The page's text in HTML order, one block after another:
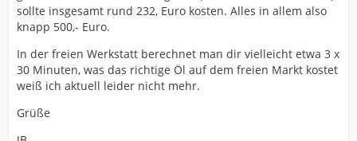
sollte insgesamt rund 232, Euro kosten. Alles in allem also
knapp 500,- Euro.
In der freien Werkstatt berechnet man dir vielleicht etwa 3 x
30 Minuten, was das richtige Öl auf dem freien Markt kostet
weiß ich aktuell leider nicht mehr.
Grüße